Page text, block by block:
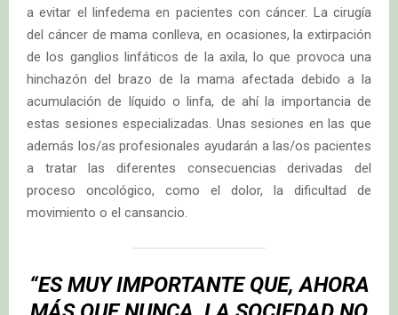
a evitar el linfedema en pacientes con cáncer. La cirugía
del cáncer de mama conlleva, en ocasiones, la extirpación
de los ganglios linfáticos de la axila, lo que provoca una
hinchazón del brazo de la mama afectada debido a la
acumulación de líquido o linfa, de ahí la importancia de
estas sesiones especializadas. Unas sesiones en las que
además los/as profesionales ayudarán a las/os pacientes
a tratar las diferentes consecuencias derivadas del
proceso oncológico, como el dolor, la dificultad de
movimiento o el cansancio.
“ES MUY IMPORTANTE QUE, AHORA